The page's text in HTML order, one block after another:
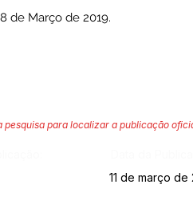
de Março de 2019.
para localizar a publicação
11 de março de